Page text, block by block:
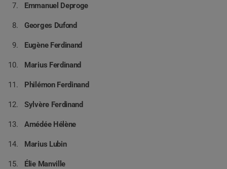
Emmanuel Deproge
Georges Dufond
Eugène Ferdinand
Marius Ferdinand
Philémon Ferdinand
Sylvère Ferdinand
Amédée Hélène
Marius Lubin
Élie Manville